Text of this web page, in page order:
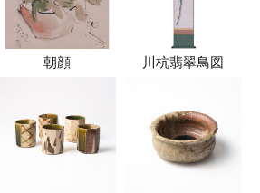
朝顔 川杭翡翠鳥図